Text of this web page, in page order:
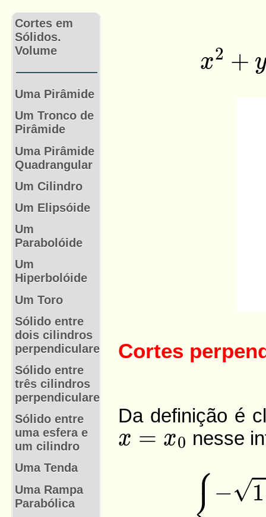
Cortes em
Sólidos.
Volume
Uma Pirâmide
Um Tronco de
Pirâmide
Uma Pirâmide
Quadrangular
Um Cilindro
Um Elipsóide
Um
Parabolóide
Um
Hiperbolóide
Um Toro
Sólido entre
dois cilindros
perpendiculares
Sólido entre
três cilindros
perpendiculares
Sólido entre
uma esfera e
um cilindro
Uma Tenda
Uma Rampa
Parabólica